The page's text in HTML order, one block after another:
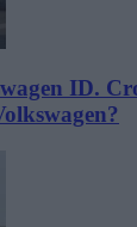
ID.